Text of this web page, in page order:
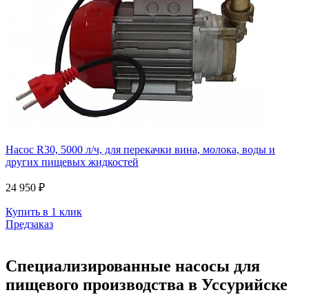
Насос R30, 5000 л/ч, для перекачки вина, молока, воды и
других пищевых жидкостей
24 950 ₽
Купить в 1 клик
Предзаказ
Специализированные насосы для
пищевого производства в Уссурийске